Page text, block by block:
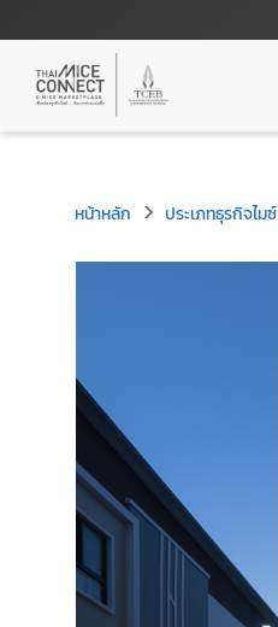
หน้าหลัก ประเภทธุรกิจไมซ์